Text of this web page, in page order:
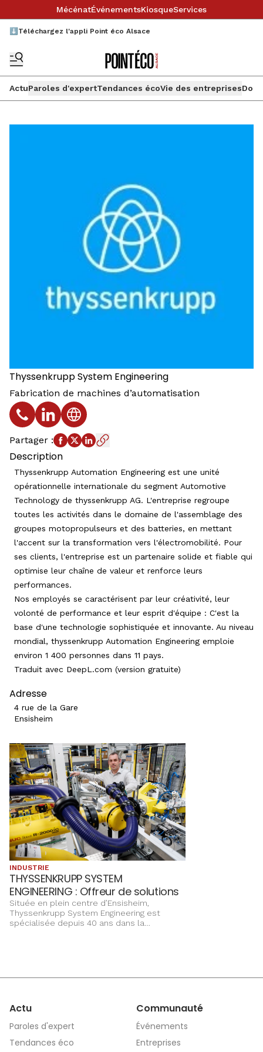
MécénatÉvénementsKiosqueServices
⬇️Téléchargez l'appli Point éco Alsace
ActuParoles d'expertTendances écoVie des entreprises
Thyssenkrupp System Engineering
Fabrication de machines d’automatisation
TéléphoneProfil LinkedIn
Site web
Partager :
Description
Thyssenkrupp Automation Engineering est une unité
opérationnelle internationale du segment Automotive
Technology de thyssenkrupp AG. L'entreprise regroupe
toutes les activités dans le domaine de l'assemblage des
groupes motopropulseurs et des batteries, en mettant
l'accent sur la transformation vers l'électromobilité. Pour
ses clients, l'entreprise est un partenaire solide et fiable qui
optimise leur chaîne de valeur et renforce leurs
performances.
Nos employés se caractérisent par leur créativité, leur
volonté de performance et leur esprit d'équipe : C'est la
base d'une technologie sophistiquée et innovante. Au niveau
mondial, thyssenkrupp Automation Engineering emploie
environ 1 400 personnes dans 11 pays.
Traduit avec DeepL.com (version gratuite)
Adresse
4 rue de la Gare
Ensisheim
INDUSTRIE
THYSSENKRUPP SYSTEM
ENGINEERING : Offreur de solutions
Située en plein centre d’Ensisheim,
Thyssenkrupp System Engineering est
spécialisée depuis 40 ans dans la
Actu
Paroles d'expert
Tendances éco
Communauté
Événements
Entreprises